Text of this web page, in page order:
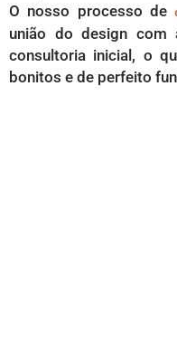
O nosso processo de
união do design com
consultoria inicial, o
bonitos e de perfeito